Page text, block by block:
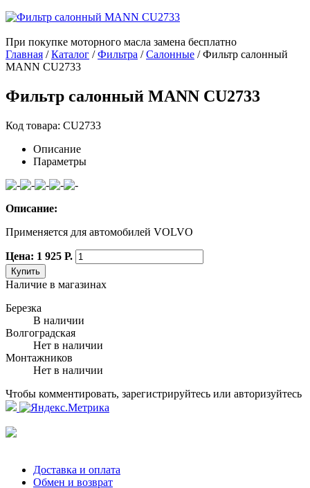
При покупке моторного масла замена бесплатно
Главная /Каталог /Фильтра /Салонные /Фильтр салонный
MANN CU2733
Фильтр салонный MANN CU2733
Код товара: CU2733
Описание
Параметры
Описание:
Применяется для автомобилей VOLVO
Цена: 1 925 Р.
Купить
Наличие в магазинах
Березка
В наличии
Волгоградская
Нет в наличии
Монтажников
Нет в наличии
Чтобы комментировать, зарегистрируйтесь или авторизуйтесь
Доставка и оплата
Обмен и возврат